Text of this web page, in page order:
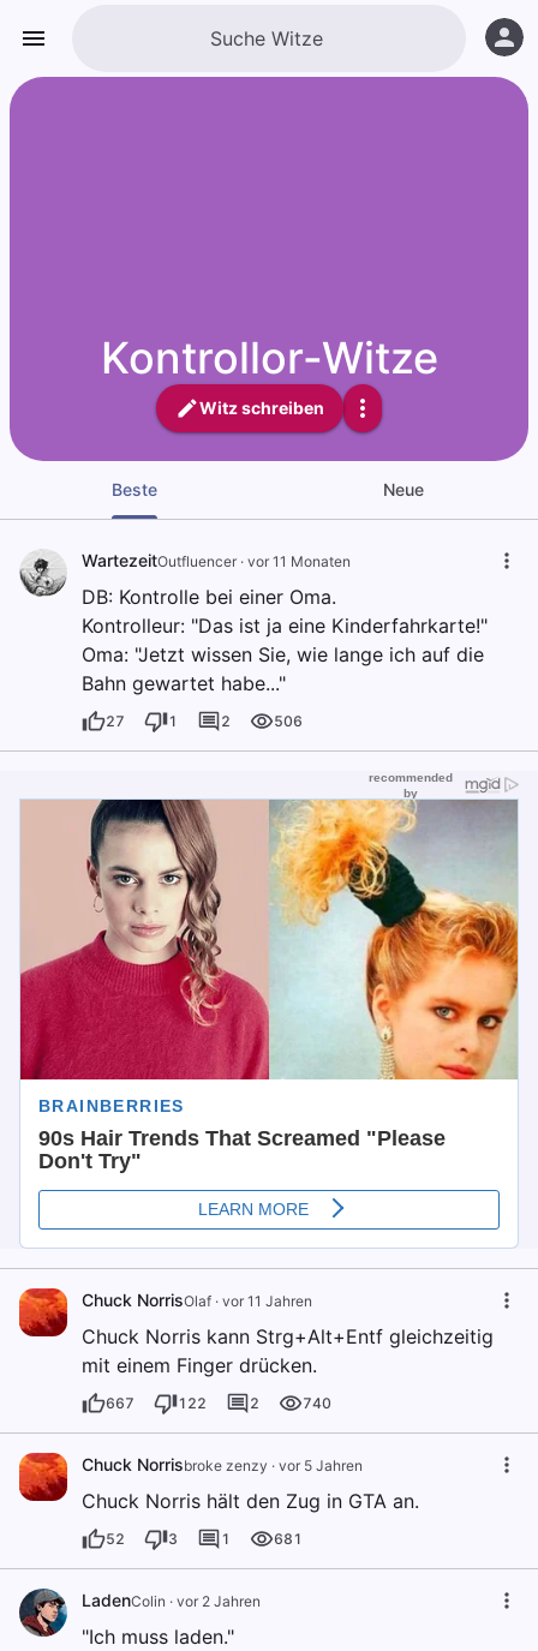
Kontrollor-Witze
Witz schreiben
Beste Neue
WartezeitOutfluencer · vor 11 Monaten
DB: Kontrolle bei einer Oma.
Kontrolleur: "Das ist ja eine Kinderfahrkarte!"
Oma: "Jetzt wissen Sie, wie lange ich auf die
Bahn gewartet habe..."
27 1 2 506
Chuck NorrisOlaf · vor 11 Jahren
Chuck Norris kann Strg+Alt+Entf gleichzeitig
mit einem Finger drücken.
667 122 2 740
Chuck Norrisbroke zenzy · vor 5 Jahren
Chuck Norris hält den Zug in GTA an.
52 3 1 681
LadenColin · vor 2 Jahren
"Ich muss laden."